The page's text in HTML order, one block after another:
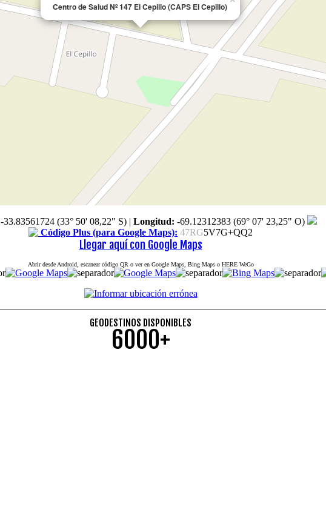
Centro de Salud Nº 147 El Cepillo (CAPS El Cepillo)
-33.83561724 (33° 50' 08,22" S) | Longitud: -69.12312383 (69° 07' 23,25" O)
Código Plus (para Google Maps): 47RG5V7G+QQ2
Llegar aquí con Google Maps
Abrir desde Android, escanear código QR o ver en Google Maps, Bing Maps o HERE WeGo
GEODESTINOS DISPONIBLES
6000+